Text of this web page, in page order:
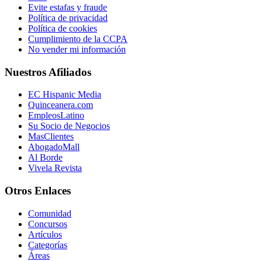
Evite estafas y fraude
Política de privacidad
Política de cookies
Cumplimiento de la CCPA
No vender mi información
Nuestros Afiliados
EC Hispanic Media
Quinceanera.com
EmpleosLatino
Su Socio de Negocios
MasClientes
AbogadoMall
Al Borde
Vivela Revista
Otros Enlaces
Comunidad
Concursos
Artículos
Categorías
Áreas